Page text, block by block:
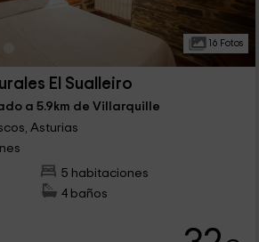
16 Fotos
El Sualleiro
a 5.9km de Villarquille
Asturias
5 habitaciones
4 baños